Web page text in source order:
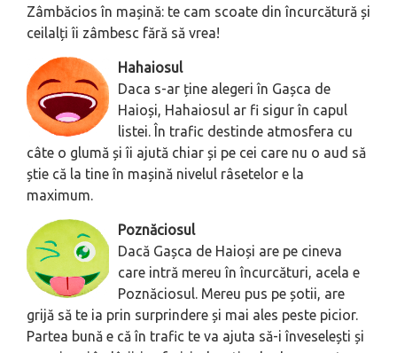
Zâmbăcios în mașină: te cam scoate din încurcătură și
ceilalți îi zâmbesc fără să vrea!
Hahaiosul
Daca s-ar ține alegeri în Gașca de
Haioși, Hahaiosul ar fi sigur în capul
listei. În trafic destinde atmosfera cu
câte o glumă și îi ajută chiar și pe cei care nu o aud să
știe că la tine în mașină nivelul râsetelor e la
maximum.
Poznăciosul
Dacă Gașca de Haioși are pe cineva
care intră mereu în încurcături, acela e
Poznăciosul. Mereu pus pe șotii, are
grijă să te ia prin surprindere și mai ales peste picior.
Partea bună e că în trafic te va ajuta să-i înveselești și